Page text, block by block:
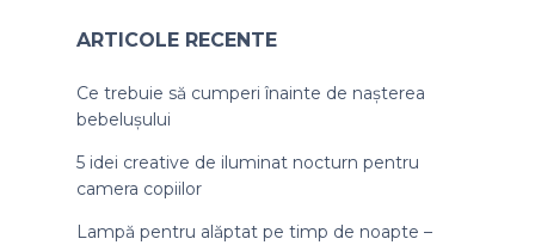
ARTICOLE RECENTE
Ce trebuie să cumperi înainte de nașterea
bebelușului
5 idei creative de iluminat nocturn pentru
camera copiilor
Lampă pentru alăptat pe timp de noapte –